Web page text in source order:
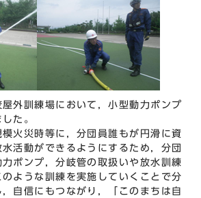
外訓練場において，小型動力ポンプ
た。
火災時等に，分団員誰もが円滑に資
活動ができるようにするため，分団
ポンプ，分岐管の取扱いや放水訓練
ような訓練を実施していくことで分
自信にもつながり，「このまちは自